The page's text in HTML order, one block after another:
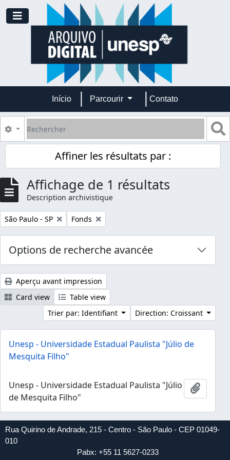
Skip to main content
Toggle navigation
Início Parcourir Contato
Rechercher
Search options
Affiner les résultats par :
Affichage de 1 résultats
Description archivistique
Remove filter:
São Paulo - SP Remove filter:
Fonds
Options de recherche avancée
Aperçu avant impression
Card view
Table view
Trier par: Identifiant
Direction: Croissant
Unesp - Universidade Estadual Paulista "Júlio de
Mesquita Filho"
Unesp - Universidade Estadual Paulista "Júlio
de Mesquita Filho"
Ajouter
Rua Quirino de Andrade, 215 - Centro - São Paulo - CEP 01049-
010
Pabx: +55 11 5627-0233